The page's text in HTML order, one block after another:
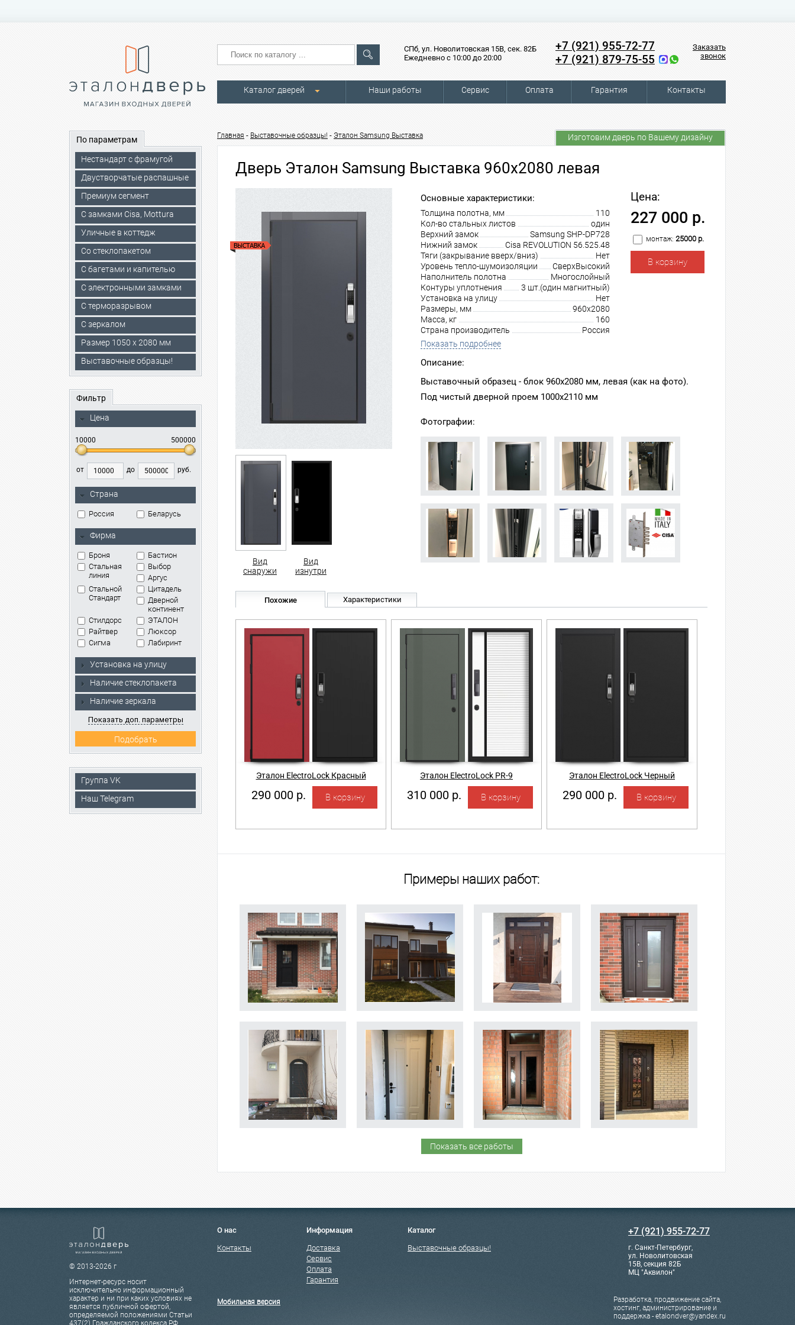
СПб, ул. Новолитовская 15В, сек. 82Б
Ежедневно с 10:00 до 20:00
+7 (921) 955-72-77
+7 (921) 879-75-55
Заказать
звонок
Каталог дверей Наши работы Сервис Оплата Гарантия Контакты
По параметрам
Нестандарт с фрамугой
Двустворчатые распашные
Премиум сегмент
C замками Cisa, Mottura
Уличные в коттедж
Со стеклопакетом
С багетами и капителью
C электронными замками
С терморазрывом
С зеркалом
Размер 1050 х 2080 мм
Выставочные образцы!
Фильтр
Цена
10000 500000
от до руб.
Страна
Россия Беларусь
Фирма
Броня
Бастион
Стальная
линия
Выбор
Аргус
Стальной
Стандарт
Цитадель
Дверной
континент
Стилдорс
ЭТАЛОН
Райтвер
Люксор
Сигма
Лабиринт
Установка на улицу
Наличие стеклопакета
Наличие зеркала
Показать доп. параметры
Группа VK
Наш Telegram
Главная - Выставочные образцы! - Эталон Samsung Выставка Изготовим дверь по Вашему дизайну
Дверь Эталон Samsung Выставка 960х2080 левая
Вид
снаружи
Вид
изнутри
Основные характеристики:
Толщина полотна, мм
110
Кол-во стальных листов
один
Верхний замок
Samsung SHP-DP728
Нижний замок
Cisa REVOLUTION 56.525.48
Тяги (закрывание вверх/вниз)
Нет
Уровень тепло-шумоизоляции
СверхВысокий
Наполнитель полотна
Многослойный
Контуры уплотнения
3 шт.(один магнитный)
Установка на улицу
Нет
Размеры, мм
960х2080
Масса, кг
160
Страна производитель
Россия
Показать подробнее
Цена:
227 000 р.
монтаж: 25000 р.
Описание:
Выставочный образец - блок 960х2080 мм, левая (как на фото).
Под чистый дверной проем 1000х2110 мм
Фотографии:
Похожие Характеристики
Эталон ElectroLock Красный
290 000 р.
Эталон ElectroLock PR-9
310 000 р.
Эталон ElectroLock Черный
290 000 р.
Примеры наших работ:
Показать все работы
© 2013-2026 г
Интернет-ресурс носит
исключительно информационный
характер и ни при каких условиях не
является публичной офертой,
определяемой положениями Статьи
437(2) Гражданского кодекса РФ.
О нас
Контакты
Информация
Доставка
Сервис
Оплата
Гарантия
Каталог
Выставочные образцы!
Мобильная версия
+7 (921) 955-72-77
г. Санкт-Петербург,
ул. Новолитовская
15В, секция 82Б
МЦ "Аквилон"
Разработка, продвижение сайта,
хостинг, администрирование и
поддержка - etalondver@yandex.ru